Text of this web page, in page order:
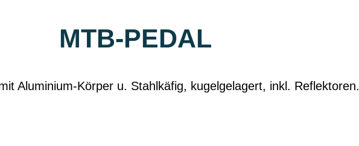
MTB-PEDAL
Aluminium-Körper u. Stahlkäfig, kugelgelagert, inkl. Reflektoren.